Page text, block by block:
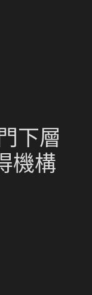
下層
機構